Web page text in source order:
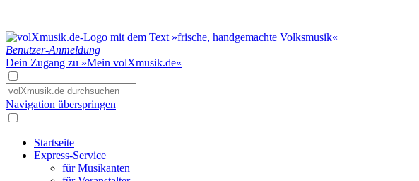
Benutzer-Anmeldung
Dein Zugang zu »Mein volXmusik.de«
Navigation überspringen
Startseite
Express-Service
für Musikanten